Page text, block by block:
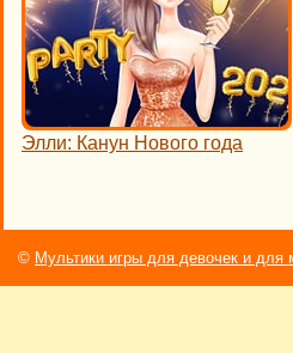
Элли: Канун Нового года
© Мультики игры для девочек и для